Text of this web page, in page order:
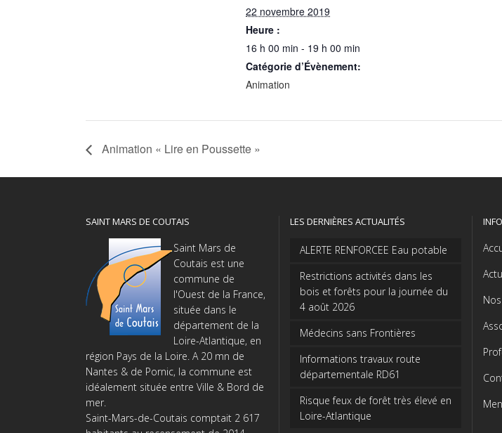
22 novembre 2019
Heure :
16 h 00 min - 19 h 00 min
Catégorie d’Évènement:
Animation
Animation « Lire en Poussette »
SAINT MARS DE COUTAIS
Saint Mars de
Coutais est une
commune de
l'Ouest de la France,
située dans le
département de la
Loire-Atlantique, en
région Pays de la Loire. A 20 mn de
Nantes & de Pornic, la commune est
idéalement située entre Ville & Bord de
mer.
Saint-Mars-de-Coutais comptait 2 617
LES DERNIÈRES ACTUALITÉS
ALERTE RENFORCEE Eau potable
Restrictions activités dans les
bois et forêts pour la journée du
4 août 2026
Médecins sans Frontières
Informations travaux route
départementale RD61
Risque feux de forêt très élevé en
Loire-Atlantique